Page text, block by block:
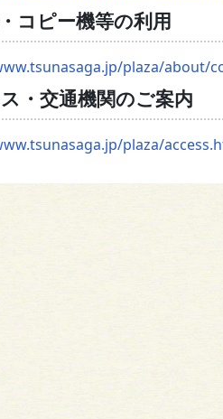
コピー機等の利用
plaza/about/
・交通機関のご案内
plaza/